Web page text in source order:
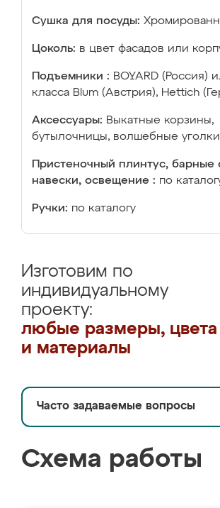
Сушка для посуды:
Цоколь: в цвет фасадов или
Подъемники : BOYARD (Россия)
класса Blum (Австрия), Hettich
Аксессуары: Выкатные корзины,
бутылочницы, волшебные
Пристеночный плинтус, барные
навески, освещение : по
Ручки: по каталогу
Изготовим по
индивидуальному
проекту:
любые размеры, цвета
и материалы
Часто задаваемые вопросы
Схема работы